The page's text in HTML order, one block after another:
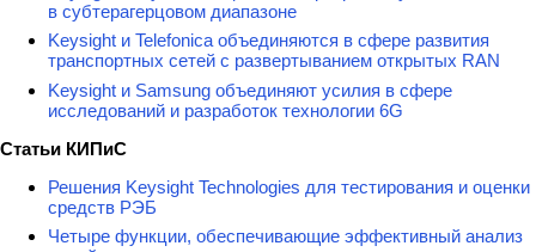
в субтерагерцовом диапазоне
Keysight и Telefonica объединяются в сфере развития
транспортных сетей с развертыванием открытых RAN
Keysight и Samsung объединяют усилия в сфере
исследований и разработок технологии 6G
Статьи КИПиС
Решения Keysight Technologies для тестирования и оценки
средств РЭБ
Четыре функции, обеспечивающие эффективный анализ